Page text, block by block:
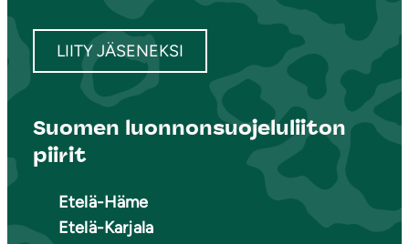
LIITY JÄSENEKSI
Suomen luonnonsuojeluliiton
piirit
Etelä-Häme
Etelä-Karjala